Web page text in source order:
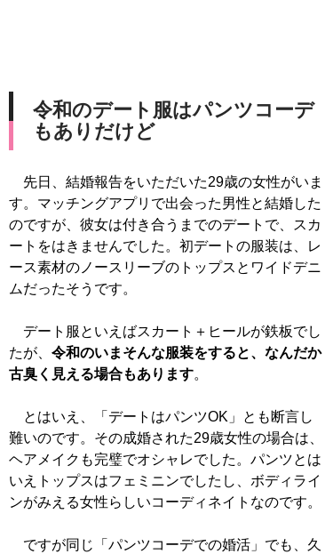
令和のデート服はパンツコーデ
もありだけど
先日、結婚報告をいただいた29歳の女性がいま
す。マッチングアプリで出会った男性と結婚した
のですが、彼女は付き合うまでのデートで、スカ
ートをはきませんでした。初デートの服装は、レ
ース素材のノースリーブのトップスとワイドデニ
ムだったそうです。
デート服といえばスカート＋ヒールが鉄板でし
たが、 令和のいまそんな服装をすると、なんだか
古臭く見える場合もあります。
とはいえ、「デートはパンツOK」とも断言し
難いのです。その成婚された29歳女性の場合は、
ヘアメイクも完璧でオシャレでした。パンツとは
いえトップスはフェミニンでしたし、ボディライ
ンがみえる女性らしいコーディネイトなのです。
ですが同じ「パンツコーデでの婚活」でも、久